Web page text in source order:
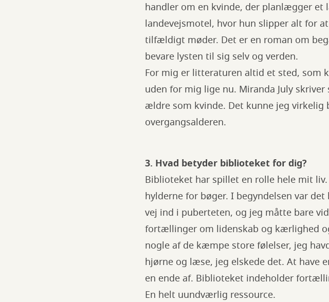
handler om en kvinde, der planlægger et
landevejsmotel, hvor hun slipper alt for
tilfældigt møder. Det er en roman om
bevare lysten til sig selv og verden.
For mig er litteraturen altid et sted, som
uden for mig lige nu. Miranda July
ældre som kvinde. Det kunne jeg virkelig
overgangsalderen.
3. Hvad betyder biblioteket for dig?
Biblioteket har spillet en rolle hele mit
hylderne for bøger. I begyndelsen var
vej ind i puberteten, og jeg måtte bare
fortællinger om lidenskab og kærlighed
nogle af de kæmpe store følelser, jeg
hjørne og læse, jeg elskede det. At have
en ende af. Biblioteket indeholder
En helt uundværlig ressource.